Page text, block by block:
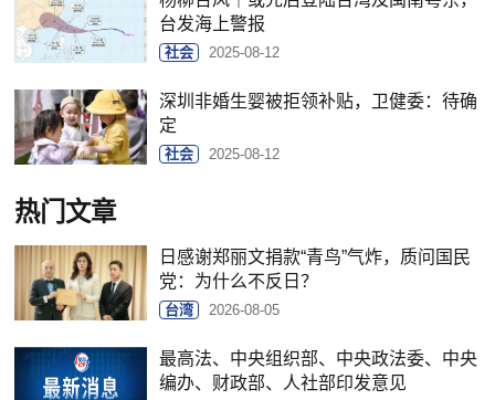
台发海上警报
社会 2025-08-12
深圳非婚生婴被拒领补贴，卫健委：待确
定
社会 2025-08-12
热门文章
日感谢郑丽文捐款“青鸟”气炸，质问国民
党：为什么不反日？
台湾 2026-08-05
最高法、中央组织部、中央政法委、中央
编办、财政部、人社部印发意见